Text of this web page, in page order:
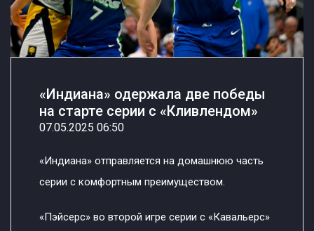
«Индиана» одержала две победы
на старте серии с «Кливлендом»
07.05.2025 06:50
«Индиана» отправляется на домашнюю часть
серии с комфортным преимуществом.
«Пэйсерс» во второй игре серии с «Кавальерс»